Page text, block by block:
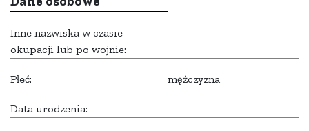
Inne nazwiska w czasie
okupacji lub po wojnie:
Płeć: mężczyzna
Data urodzenia: